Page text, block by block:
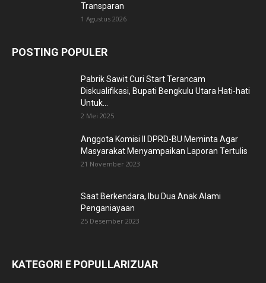
Transparan
1 Agustus 2026
POSTING POPULER
Pabrik Sawit Curi Start Terancam
Diskualifikasi, Bupati Bengkulu Utara Hati-hati
Untuk...
2 Mei 2025
Anggota Komisi II DPRD-BU Meminta Agar
Masyarakat Menyampaikan Laporan Tertulis
21 November 2023
Saat Berkendara, Ibu Dua Anak Alami
Penganiayaan
25 Desember 2023
KATEGORI E POPULLARIZUAR